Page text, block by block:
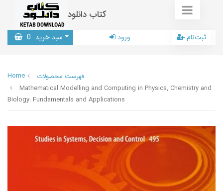
کتاب دانلود
سبد خرید 0 ورود ثبت‌نام
Home
فهرست محصولات
Mathematical Modelling and Computing in Physics, Chemistry and
Biology: Fundamentals and Applications